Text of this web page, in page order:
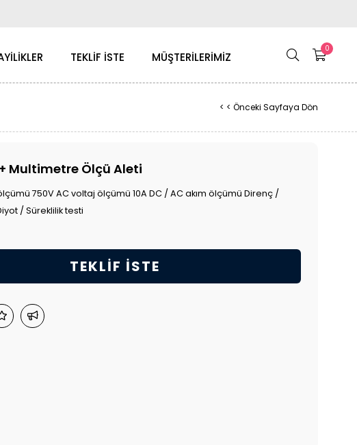
0
TEKLİF İSTE MÜŞTERİLERİMİZ
< < Önceki Sayfaya Dön
Multimetre Ölçü Aleti
750V AC voltaj ölçümü 10A DC / AC akım ölçümü Direnç /
/ Süreklilik testi
TEKLIF İSTE